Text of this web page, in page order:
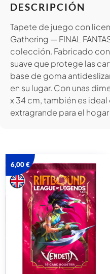
DESCRIPCIÓN
Tapete de juego con
Gathering — FINAL
colección. Fabricado
suave que protege las
base de goma
en su lugar. Con unas
x 34 cm, también es
extragrande para el
6,00€